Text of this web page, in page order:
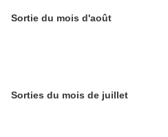
Sortie du mois d'août
Sorties du mois de juillet